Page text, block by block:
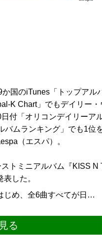
国のiTunes「トップアル
K Chart」でもデイリー・
付「オリコンデイリーア
バムランキング」でも1位
（エスパ）。
トミニアルバム『KISS N
した。
じめ、全6曲すべてが日…
る